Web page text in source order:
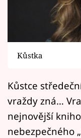
Sledujte
Filmový
Mámy sobě
Přihlášení
Kůstka
Kůstce
vraždy zná…
nejnovější
nebezpečného